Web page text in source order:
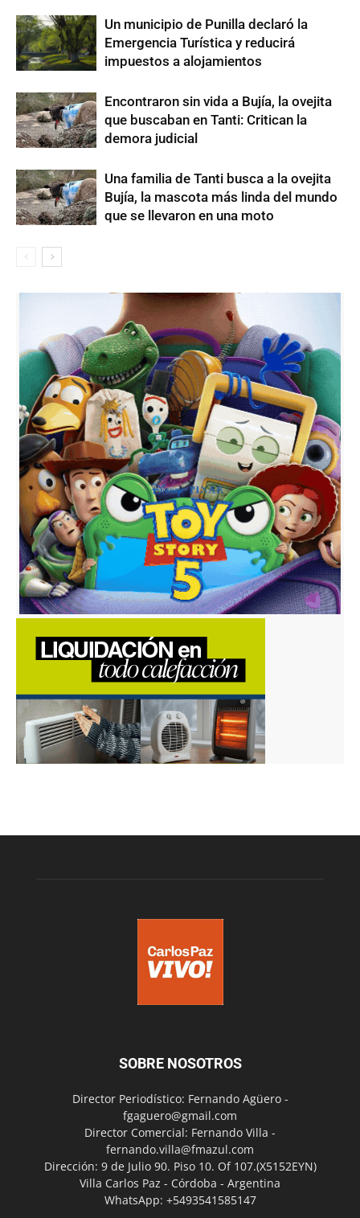
Un municipio de Punilla declaró la
Emergencia Turística y reducirá
impuestos a alojamientos
Encontraron sin vida a Bujía, la ovejita
que buscaban en Tanti: Critican la
demora judicial
Una familia de Tanti busca a la ovejita
Bujía, la mascota más linda del mundo
que se llevaron en una moto
SOBRE NOSOTROS
Director Periodístico: Fernando Agüero -
fgaguero@gmail.com
Director Comercial: Fernando Villa -
fernando.villa@fmazul.com
Dirección: 9 de Julio 90. Piso 10. Of 107.(X5152EYN)
Villa Carlos Paz - Córdoba - Argentina
WhatsApp: +5493541585147